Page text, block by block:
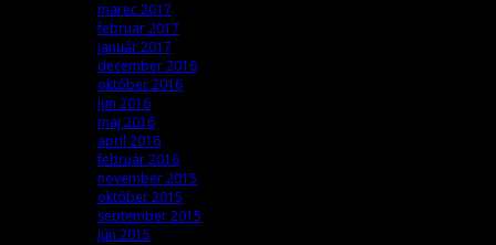
marec 2017
február 2017
január 2017
december 2016
október 2016
jún 2016
máj 2016
apríl 2016
február 2016
november 2015
október 2015
september 2015
jún 2015